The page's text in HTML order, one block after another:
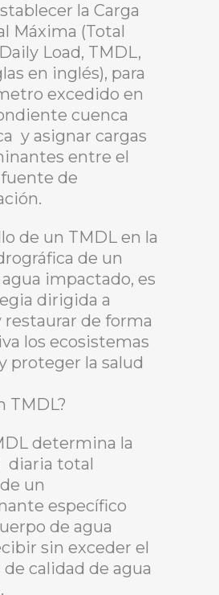
la Carga
Máxima (Total
Load, TMDL,
en inglés), para
excedido en
cuenca
y asignar cargas
entre el
de
de un TMDL en la
de un
impactado, es
dirigida a
de forma
los ecosistemas
proteger la salud
TMDL?
determina la
diaria total
un
específico
de agua
sin exceder el
calidad de agua